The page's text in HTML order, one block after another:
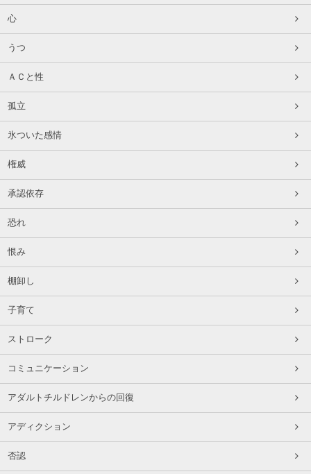
心
うつ
ＡＣと性
孤立
氷ついた感情
権威
承認依存
恐れ
恨み
棚卸し
子育て
ストローク
コミュニケーション
アダルトチルドレンからの回復
アディクション
否認